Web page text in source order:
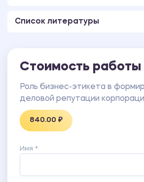
Список литературы
Стоимость работы
Роль бизнес-этикета в
деловой репутации
840.00 ₽
Имя *